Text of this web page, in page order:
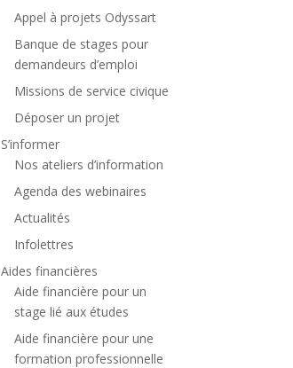
Appel à projets Odyssart
Banque de stages pour
demandeurs d’emploi
Missions de service civique
Déposer un projet
S’informer
Nos ateliers d’information
Agenda des webinaires
Actualités
Infolettres
Aides financières
Aide financière pour un
stage lié aux études
Aide financière pour une
formation professionnelle